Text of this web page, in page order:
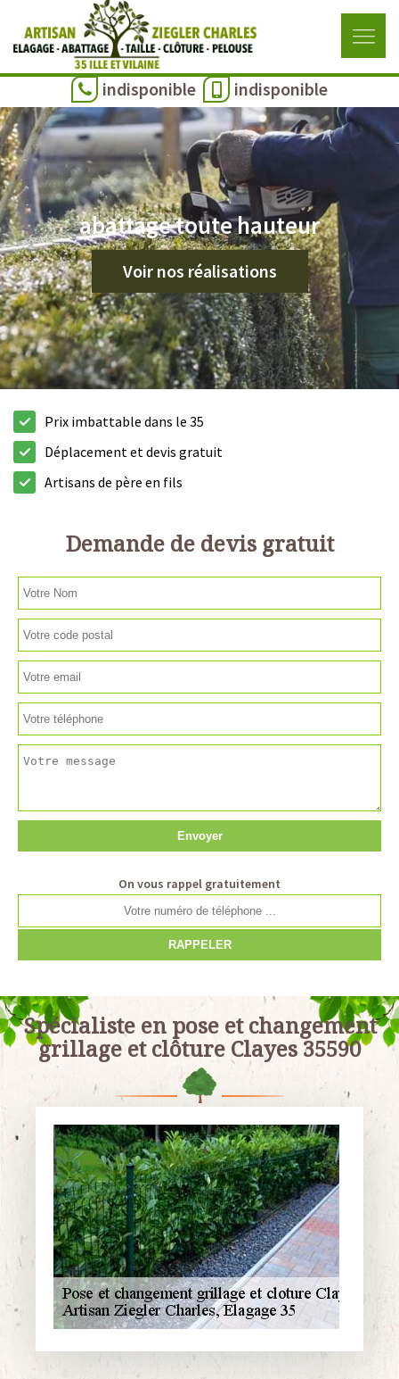
indisponible indisponible
abattage toute hauteur
Voir nos réalisations
Prix imbattable dans le 35
Déplacement et devis gratuit
Artisans de père en fils
Demande de devis gratuit
On vous rappel gratuitement
Spécialiste en pose et changement
grillage et clôture Clayes 35590